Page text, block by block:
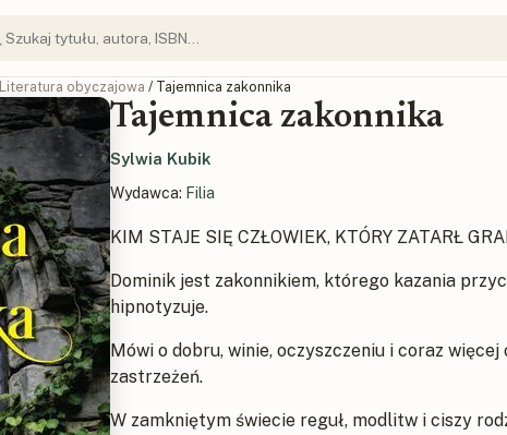
Literatura obyczajowa / Tajemnica zakonnika
Tajemnica zakonnika
Sylwia Kubik
Wydawca: Filia
KIM STAJE SIĘ CZŁOWIEK, KTÓRY ZATARŁ
Dominik jest zakonnikiem, którego kazania
hipnotyzuje.
Mówi o dobru, winie, oczyszczeniu i coraz
zastrzeżeń.
W zamkniętym świecie reguł, modlitw i ciszy